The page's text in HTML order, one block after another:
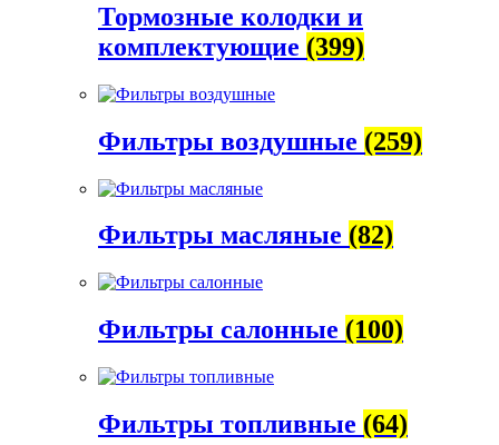
Тормозные колодки и
комплектующие (399)
Фильтры воздушные (259)
Фильтры масляные (82)
Фильтры салонные (100)
Фильтры топливные (64)